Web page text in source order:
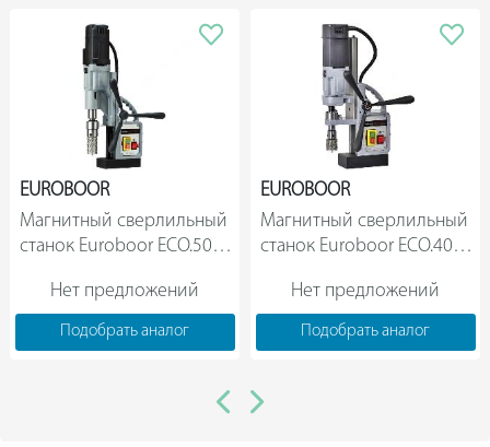
облегчает работу оператора.
EUROBOOR
Магнитный сверлильный
станок Euroboor ECO.50S
Нет предложений
Подобрать аналог
EUROBOOR
Магнитный сверлильный
станок Euroboor ECO.40/2
Нет предложений
Подобрать аналог